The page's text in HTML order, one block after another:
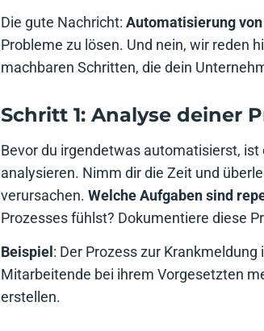
Die gute Nachricht: Automatisierung
Probleme zu lösen. Und nein, wir reden
machbaren Schritten, die dein
Schritt 1: Analyse deiner
Bevor du irgendetwas automatisierst,
analysieren. Nimm dir die Zeit und
verursachen. Welche Aufgaben sind
Prozesses fühlst? Dokumentiere diese
Beispiel : Der Prozess zur
Mitarbeitende bei ihrem Vorgesetzten
erstellen.